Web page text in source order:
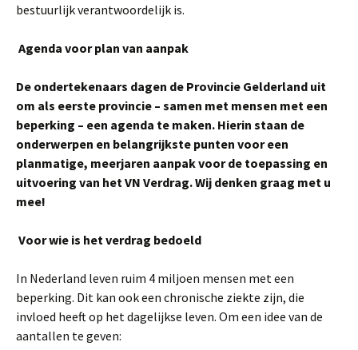
bestuurlijk verantwoordelijk is.
Agenda voor plan van aanpak
De ondertekenaars dagen de Provincie Gelderland uit
om als eerste provincie – samen met mensen met een
beperking – een agenda te maken. Hierin staan de
onderwerpen en belangrijkste punten voor een
planmatige, meerjaren aanpak voor de toepassing en
uitvoering van het VN Verdrag. Wij denken graag met u
mee!
Voor wie is het verdrag bedoeld
In Nederland leven ruim 4 miljoen mensen met een
beperking. Dit kan ook een chronische ziekte zijn, die
invloed heeft op het dagelijkse leven. Om een idee van de
aantallen te geven: